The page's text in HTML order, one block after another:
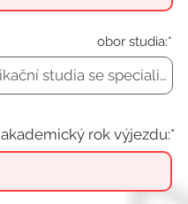
obor studia:*
akademický rok výjezdu:*